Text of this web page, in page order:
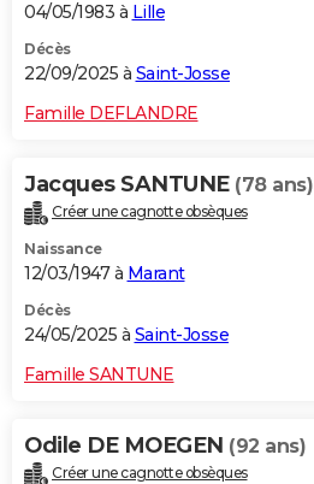
04/05/1983 à Lille
Décès
22/09/2025 à Saint-Josse
Famille DEFLANDRE
Jacques SANTUNE (78 ans)
Créer une cagnotte obsèques
Naissance
12/03/1947 à Marant
Décès
24/05/2025 à Saint-Josse
Famille SANTUNE
Odile DE MOEGEN (92 ans)
Créer une cagnotte obsèques